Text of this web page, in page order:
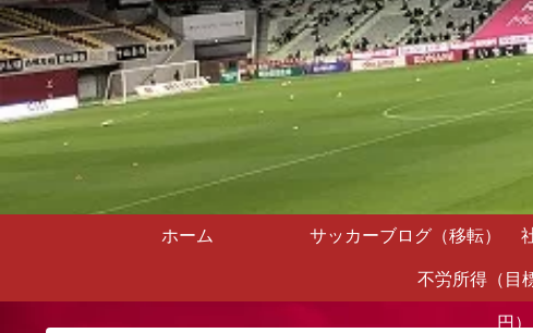
ホーム サッカーブログ（移転）
不労所得（目
円）